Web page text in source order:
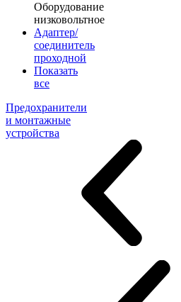
Оборудование
низковольтное
Адаптер/
соединитель
проходной
Показать
все
Предохранители
и монтажные
устройства